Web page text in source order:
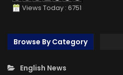
Views Today : 6751
Browse By Category
English News